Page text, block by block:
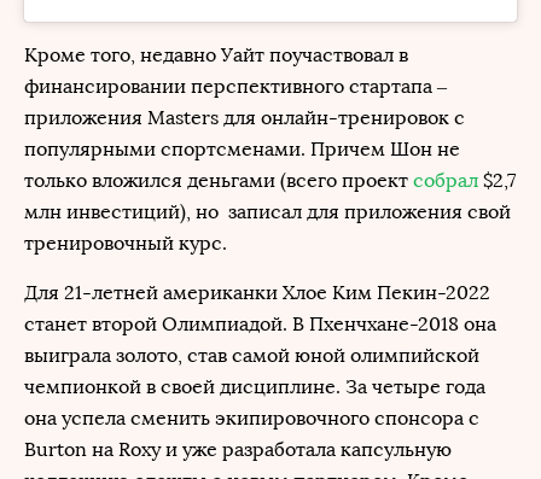
Кроме того, недавно Уайт поучаствовал в
финансировании перспективного стартапа –
приложения Masters для онлайн-тренировок с
популярными спортсменами. Причем Шон не
только вложился деньгами (всего проект собрал $2,7
млн инвестиций), но записал для приложения свой
тренировочный курс.
Для 21-летней американки Хлое Ким Пекин-2022
станет второй Олимпиадой. В Пхенчхане-2018 она
выиграла золото, став самой юной олимпийской
чемпионкой в своей дисциплине. За четыре года
она успела сменить экипировочного спонсора с
Burton на Roxy и уже разработала капсульную